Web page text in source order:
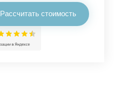
Рассчитать стоимость